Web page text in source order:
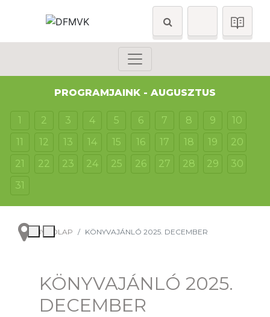
PROGRAMJAINK - AUGUSZTUS
1 2 3 4 5 6 7 8 9
10
11
12 13 14 15 16 17 18 19
20
21
22 23 24 25 26 27 28 29
30
31
NYITÓLAP KÖNYVAJÁNLÓ 2025. DECEMBER
KÖNYVAJÁNLÓ 2025.
DECEMBER